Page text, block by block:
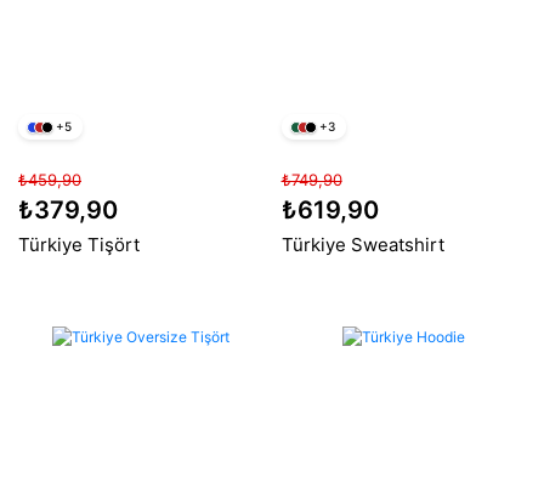
+5
₺459,90
₺379,90
Türkiye Tişört
+3
₺749,90
₺619,90
Türkiye Sweatshirt